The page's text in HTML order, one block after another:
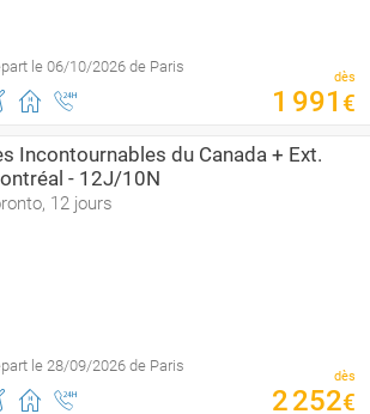
le 06/10/2026 de Paris
dès
1 991 €
Incontournables du Canada + Ext.
- 12J/10N
12 jours
le 28/09/2026 de Paris
dès
2252€